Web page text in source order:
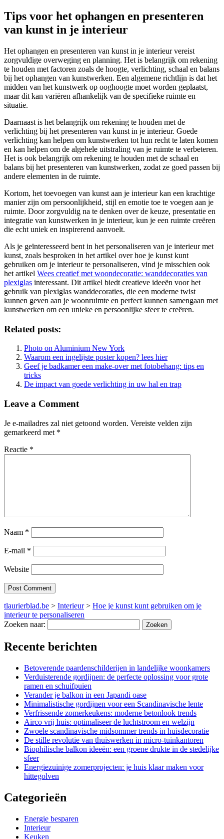
Tips voor het ophangen en presenteren
van kunst in je interieur
Het ophangen en presenteren van kunst in je interieur vereist
zorgvuldige overweging en planning. Het is belangrijk om rekening
te houden met factoren zoals de hoogte, verlichting, schaal en balans
bij het ophangen van kunstwerken. Een algemene richtlijn is dat het
midden van het kunstwerk op ooghoogte moet worden geplaatst,
maar dit kan variëren afhankelijk van de specifieke ruimte en
situatie.
Daarnaast is het belangrijk om rekening te houden met de
verlichting bij het presenteren van kunst in je interieur. Goede
verlichting kan helpen om kunstwerken tot hun recht te laten komen
en kan helpen om de algehele uitstraling van je ruimte te verbeteren.
Het is ook belangrijk om rekening te houden met de schaal en
balans bij het presenteren van kunstwerken, zodat ze goed passen bij
andere elementen in de ruimte.
Kortom, het toevoegen van kunst aan je interieur kan een krachtige
manier zijn om persoonlijkheid, stijl en emotie toe te voegen aan je
ruimte. Door zorgvuldig na te denken over de keuze, presentatie en
integratie van kunstwerken in je interieur, kun je een ruimte creëren
die echt uniek en inspirerend aanvoelt.
Als je geïnteresseerd bent in het personaliseren van je interieur met
kunst, zoals besproken in het artikel over hoe je kunst kunt
gebruiken om je interieur te personaliseren, vind je misschien ook
het artikel Wees creatief met woondecoratie: wanddecoraties van
plexiglas interessant. Dit artikel biedt creatieve ideeën voor het
gebruik van plexiglas wanddecoraties, die een moderne twist
kunnen geven aan je woonruimte en perfect kunnen samengaan met
kunstwerken om een unieke en persoonlijke sfeer te creëren.
Related posts:
Photo on Aluminium New York
Waarom een ingelijste poster kopen? lees hier
Geef je badkamer een make-over met fotobehang: tips en
tricks
De impact van goede verlichting in uw hal en trap
Leave a Comment
Je e-mailadres zal niet getoond worden. Vereiste velden zijn
gemarkeerd met *
Reactie *
Naam *
E-mail *
Website
tlaurierblad.be > Interieur> Hoe je kunst kunt gebruiken om je
interieur te personaliseren
Zoeken naar:
Recente berichten
Betoverende paardenschilderijen in landelijke woonkamers
Verduisterende gordijnen: de perfecte oplossing voor grote
ramen en schuifpuien
Verander je balkon in een Japandi oase
Minimalistische gordijnen voor een Scandinavische lente
Verfrissende zomerkeukens: moderne betonlook trends
Airco vrij huis: optimaliseer de luchtstroom en welzijn
Zwoele scandinavische midsommer trends in huisdecoratie
De stille revolutie van thuiswerken in micro-tuinkantoren
Biophilische balkon ideeën: een groene drukte in de stedelijke
sfeer
Energiezuinige zomerprojecten: je huis klaar maken voor
hittegolven
Categorieën
Energie besparen
Interieur
Keuken